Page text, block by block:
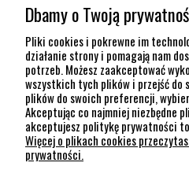
POMOC
KONTAKT
12 307 26 20
Kraków, 30-704 Na Dołach 8
Dbamy o Twoją
Pliki cookies i pokrewne im
działanie strony i pomagają nam
potrzeb. Możesz zaakceptować
wszystkich tych plików i przejść do
plików do swoich preferencji,
Akceptując co najmniej niezbędne
akceptujesz politykę prywatności
Więcej o plikach cookies
prywatności.